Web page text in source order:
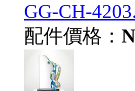
GG-CH-
配件價格：